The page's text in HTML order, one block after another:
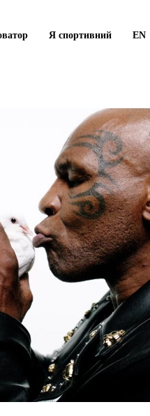
Я спортивний EN